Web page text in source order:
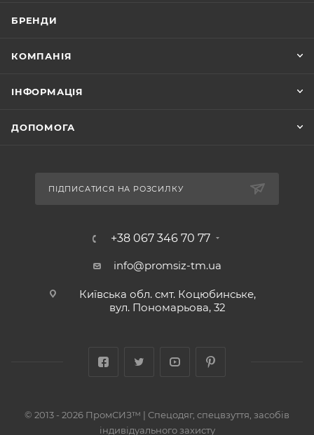
БРЕНДИ
КОМПАНІЯ
ІНФОРМАЦІЯ
ДОПОМОГА
ПІДПИСАТИСЯ НА РОЗСИЛКУ
+38 067 346 70 77
info@promsiz-tm.ua
Київська обл. смт. Коцюбинське,
вул. Пономарьова, 32
© 2013 - 2026 ПромСИЗ™ | Спецодяг, спецвзуття, засобів
індивідуального захисту